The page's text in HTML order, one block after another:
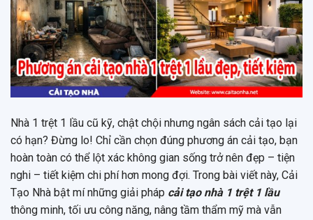
Nhà 1 trệt 1 lầu cũ kỹ, chật chội nhưng ngân sách cải tạo lại
có hạn? Đừng lo! Chỉ cần chọn đúng phương án cải tạo, bạn
hoàn toàn có thể lột xác không gian sống trở nên đẹp – tiện
nghi – tiết kiệm chi phí hơn mong đợi. Trong bài viết này, Cải
Tạo Nhà bật mí những giải pháp cải tạo nhà 1 trệt 1 lầu
thông minh, tối ưu công năng, nâng tầm thẩm mỹ mà vẫn